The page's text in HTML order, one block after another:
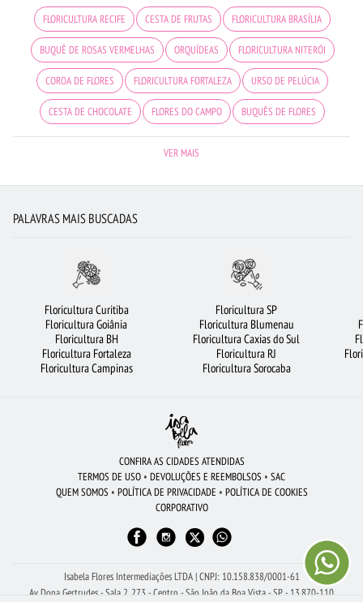
FLORICULTURA RECIFE CESTA DE FRUTAS FLORICULTURA BRASÍLIA
BUQUÊ DE ROSAS VERMELHAS ORQUÍDEAS FLORICULTURA NITERÓI
COROA DE FLORES FLORICULTURA FORTALEZA URSO DE PELÚCIA
CESTA DE CHOCOLATE FLORES DO CAMPO BUQUÊS DE FLORES
FLORICULTURA PORTO ALEGRE FLORICULTURA UBERLÂNDIA
FLORICULTURA RJ FLORICULTURA CURITIBA FLORICULTURA GOIÂNIA
VIOLETA MAIS BUSCADOS FLORICULTURA SALVADOR
FLORICULTURA CAMPINAS
FLORICULTURA BH
FLORICULTURA SÃO JOSÉ DOS CAMPOS FLORES VERMELHAS
LÍRIO BUQUÊ DE 20 ROSAS VERMELHAS
ROSAS AMARELAS FLORES CIDADES MAIS PROCURADAS
ARRANJO DE FLORES FLORICULTURA BELÉM FLORICULTURA SP
VER MAIS
PALAVRAS MAIS BUSCADAS
Floricultura Curitiba
Floricultura Goiânia
Floricultura BH
Floricultura Fortaleza
Floricultura Campinas
Floricultura SP
Floricultura Blumenau
Floricultura Caxias do Sul
Floricultura RJ
Floricultura Sorocaba
CONFIRA AS CIDADES ATENDIDAS
TERMOS DE USO • DEVOLUÇÕES E REEMBOLSOS • SAC
QUEM SOMOS • POLÍTICA DE PRIVACIDADE • POLÍTICA DE COOKIES
CORPORATIVO
Isabela Flores Intermediações LTDA | CNPJ: 10.158.838/0001-61
Av Dona Gertrudes - Sala 2, 273 - Centro - São João da Boa Vista - SP - 13.870-110